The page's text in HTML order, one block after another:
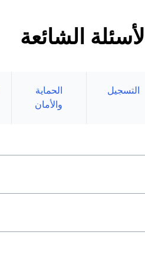
الشائعة
التسجيل
الحماية
والأمان